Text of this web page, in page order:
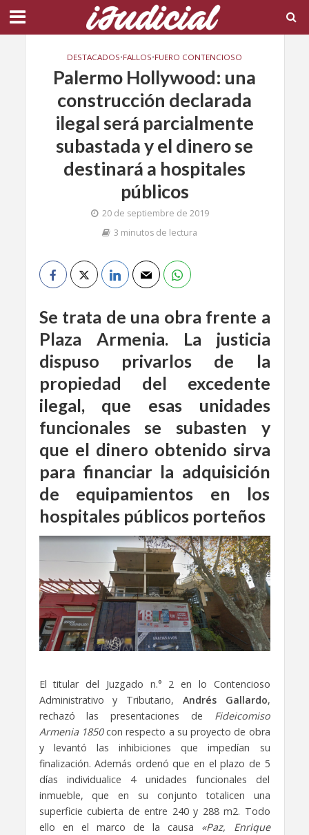
DESTACADOS•FALLOS•FUERO CONTENCIOSO
Palermo Hollywood: una
construcción declarada
ilegal será parcialmente
subastada y el dinero se
destinará a hospitales
públicos
20 de septiembre de 2019
3 minutos de lectura
Se trata de una obra frente a
Plaza Armenia. La justicia
dispuso privarlos de la
propiedad del excedente
ilegal, que esas unidades
funcionales se subasten y
que el dinero obtenido sirva
para financiar la adquisición
de equipamientos en los
hospitales públicos porteños
El titular del Juzgado n.° 2 en lo Contencioso
Administrativo y Tributario, Andrés Gallardo,
rechazó las presentaciones de Fideicomiso
Armenia 1850con respecto a su proyecto de obra
y levantó las inhibiciones que impedían su
finalización. Además ordenó que en el plazo de 5
días individualice 4 unidades funcionales del
inmueble, que en su conjunto totalicen una
superficie cubierta de entre 240 y 288 m2. Todo
ello en el marco de la causa «Paz, Enrique